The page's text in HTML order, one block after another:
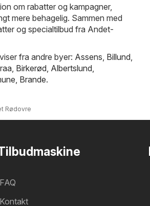
om rabatter og kampagner,
mere behagelig. Sammen med
og specialtilbud fra Andet-
fra andre byer: Assens, Billund,
, Birkerød, Albertslund,
, Brande.
Rødovre
FAQ
Kontakt